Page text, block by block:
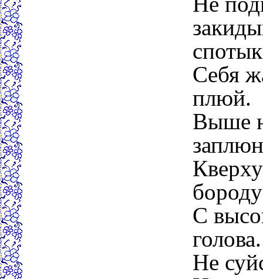
Себя
плюй.
Выше
С
голова.
Не